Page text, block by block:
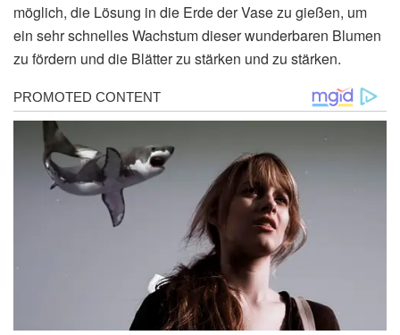
möglich, die Lösung in die Erde der Vase zu gießen, um
ein sehr schnelles Wachstum dieser wunderbaren Blumen
zu fördern und die Blätter zu stärken und zu stärken.